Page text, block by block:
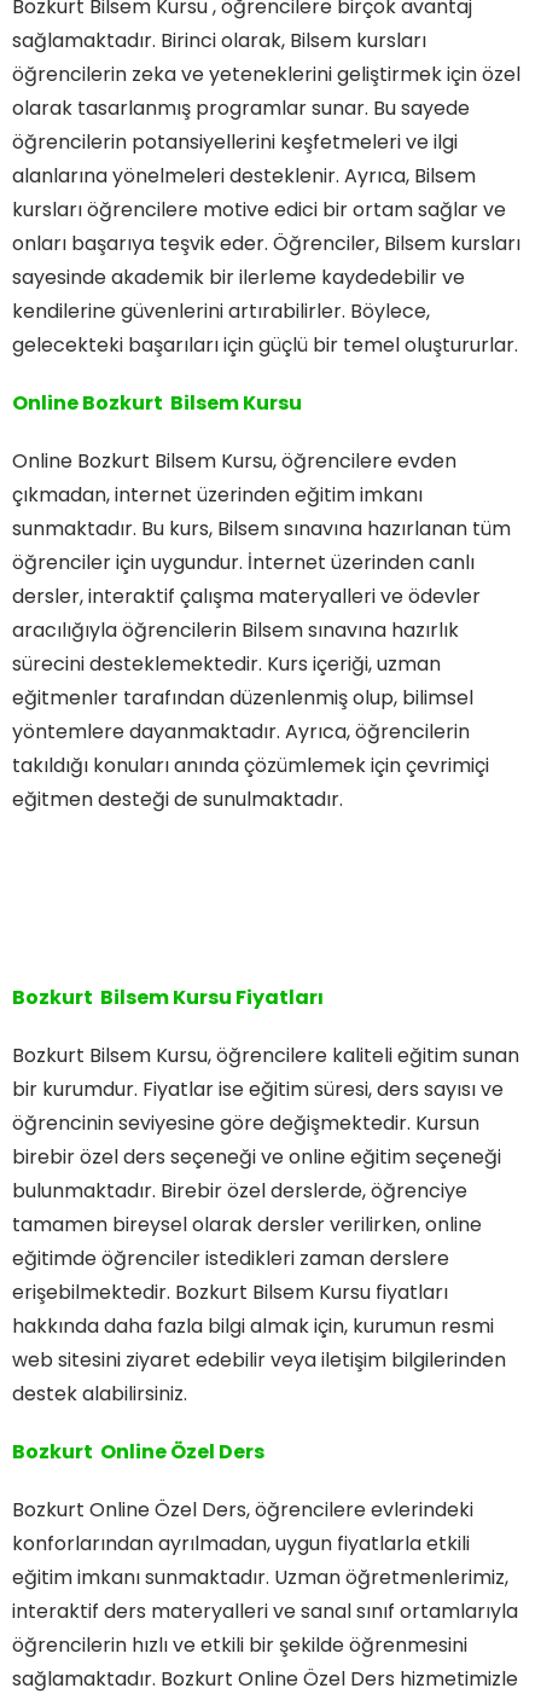
Bozkurt Bilsem Kursu , öğrencilere birçok avantaj
sağlamaktadır. Birinci olarak, Bilsem kursları
öğrencilerin zeka ve yeteneklerini geliştirmek için özel
olarak tasarlanmış programlar sunar. Bu sayede
öğrencilerin potansiyellerini keşfetmeleri ve ilgi
alanlarına yönelmeleri desteklenir. Ayrıca, Bilsem
kursları öğrencilere motive edici bir ortam sağlar ve
onları başarıya teşvik eder. Öğrenciler, Bilsem kursları
sayesinde akademik bir ilerleme kaydedebilir ve
kendilerine güvenlerini artırabilirler. Böylece,
gelecekteki başarıları için güçlü bir temel oluştururlar.
Online Bozkurt Bilsem Kursu
Online Bozkurt Bilsem Kursu, öğrencilere evden
çıkmadan, internet üzerinden eğitim imkanı
sunmaktadır. Bu kurs, Bilsem sınavına hazırlanan tüm
öğrenciler için uygundur. İnternet üzerinden canlı
dersler, interaktif çalışma materyalleri ve ödevler
aracılığıyla öğrencilerin Bilsem sınavına hazırlık
sürecini desteklemektedir. Kurs içeriği, uzman
eğitmenler tarafından düzenlenmiş olup, bilimsel
yöntemlere dayanmaktadır. Ayrıca, öğrencilerin
takıldığı konuları anında çözümlemek için çevrimiçi
eğitmen desteği de sunulmaktadır.
Bozkurt Bilsem Kursu Fiyatları
Bozkurt Bilsem Kursu, öğrencilere kaliteli eğitim sunan
bir kurumdur. Fiyatlar ise eğitim süresi, ders sayısı ve
öğrencinin seviyesine göre değişmektedir. Kursun
birebir özel ders seçeneği ve online eğitim seçeneği
bulunmaktadır. Birebir özel derslerde, öğrenciye
tamamen bireysel olarak dersler verilirken, online
eğitimde öğrenciler istedikleri zaman derslere
erişebilmektedir. Bozkurt Bilsem Kursu fiyatları
hakkında daha fazla bilgi almak için, kurumun resmi
web sitesini ziyaret edebilir veya iletişim bilgilerinden
destek alabilirsiniz.
Bozkurt Online Özel Ders
Bozkurt Online Özel Ders, öğrencilere evlerindeki
konforlarından ayrılmadan, uygun fiyatlarla etkili
eğitim imkanı sunmaktadır. Uzman öğretmenlerimiz,
interaktif ders materyalleri ve sanal sınıf ortamlarıyla
öğrencilerin hızlı ve etkili bir şekilde öğrenmesini
sağlamaktadır. Bozkurt Online Özel Ders hizmetimizle